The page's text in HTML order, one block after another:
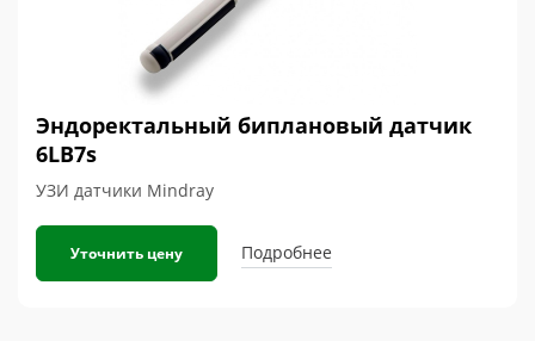
Эндоректальный биплановый датчик
6LB7s
УЗИ датчики Mindray
Уточнить цену Подробнее